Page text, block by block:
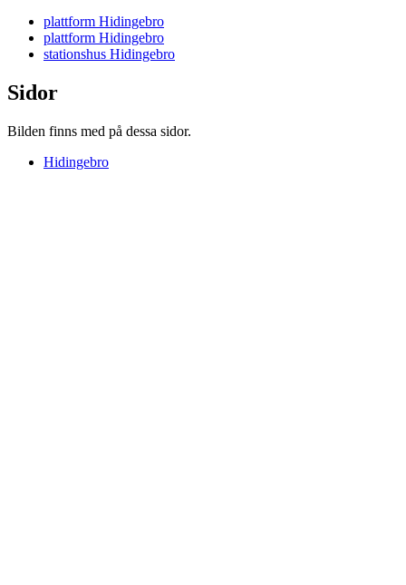
plattform Hidingebro
plattform Hidingebro
stationshus Hidingebro
Sidor
Bilden finns med på dessa sidor.
Hidingebro